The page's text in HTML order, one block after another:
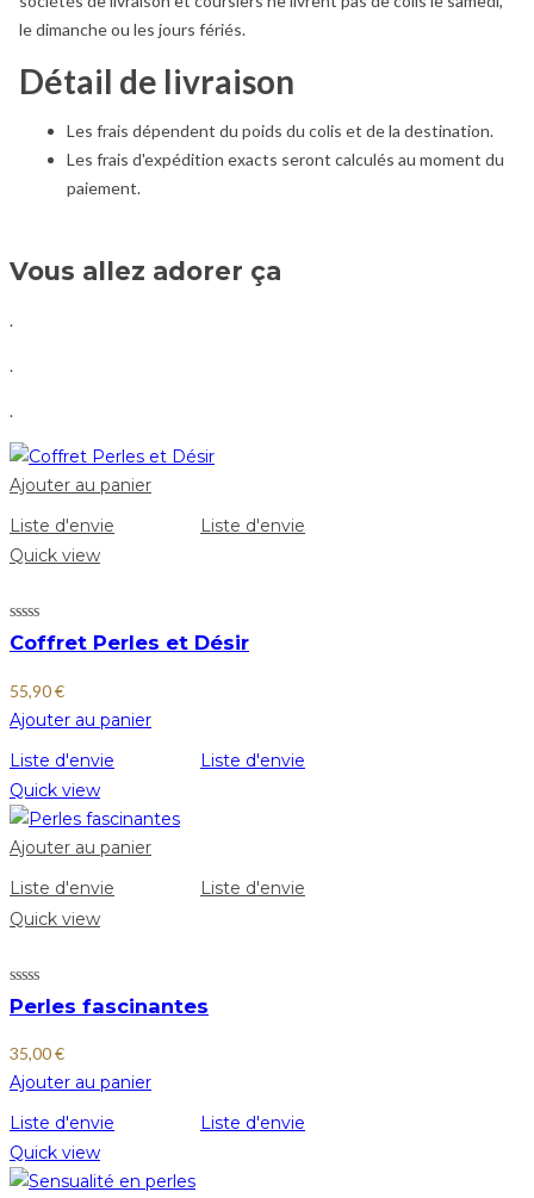
le dimanche ou les jours fériés.
Détail de livraison
Les frais dépendent du poids du colis et de la destination.
Les frais d'expédition exacts seront calculés au moment du
paiement.
Vous allez adorer ça
.
.
.
Ajouter au panier
Liste d'envie
Liste d'envie
Quick view
Coffret Perles et Désir
55,90€
Ajouter au panier
Liste d'envie
Liste d'envie
Quick view
Ajouter au panier
Liste d'envie
Liste d'envie
Quick view
Perles fascinantes
35,00€
Ajouter au panier
Liste d'envie
Liste d'envie
Quick view